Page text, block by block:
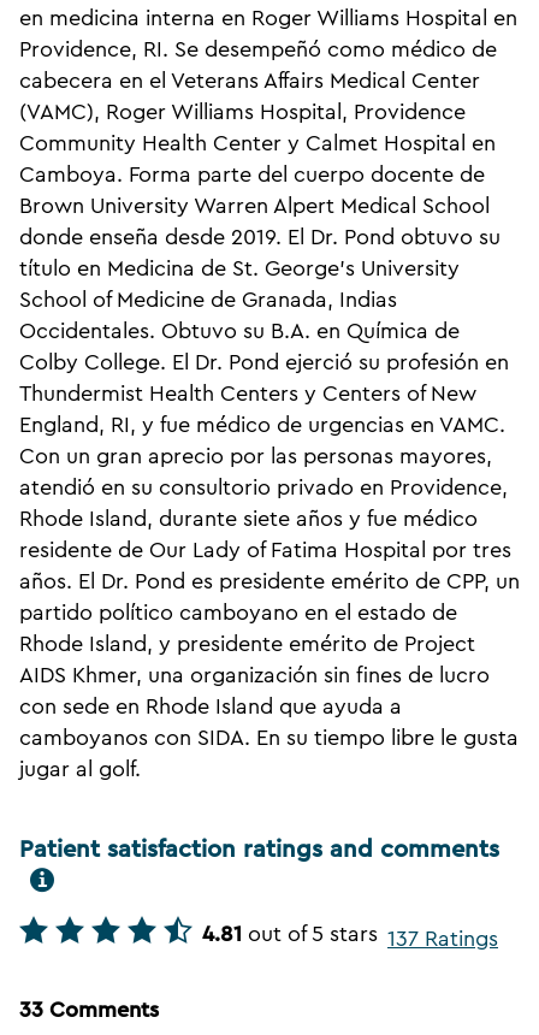
en medicina interna en Roger Williams Hospital en
Providence, RI. Se desempeñó como médico de
cabecera en el Veterans Affairs Medical Center
(VAMC), Roger Williams Hospital, Providence
Community Health Center y Calmet Hospital en
Camboya. Forma parte del cuerpo docente de
Brown University Warren Alpert Medical School
donde enseña desde 2019. El Dr. Pond obtuvo su
título en Medicina de St. George's University
School of Medicine de Granada, Indias
Occidentales. Obtuvo su B.A. en Química de
Colby College. El Dr. Pond ejerció su profesión en
Thundermist Health Centers y Centers of New
England, RI, y fue médico de urgencias en VAMC.
Con un gran aprecio por las personas mayores,
atendió en su consultorio privado en Providence,
Rhode Island, durante siete años y fue médico
residente de Our Lady of Fatima Hospital por tres
años. El Dr. Pond es presidente emérito de CPP, un
partido político camboyano en el estado de
Rhode Island, y presidente emérito de Project
AIDS Khmer, una organización sin fines de lucro
con sede en Rhode Island que ayuda a
camboyanos con SIDA. En su tiempo libre le gusta
jugar al golf.
Patient satisfaction ratings and comments
4.81 out of 5 stars 137 Ratings
33 Comments